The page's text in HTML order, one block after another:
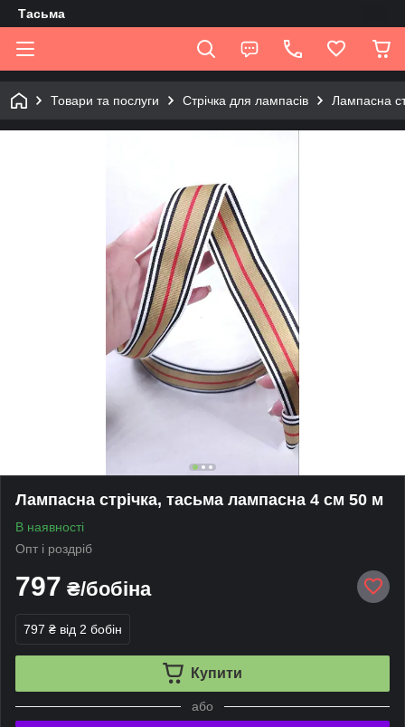
Tасьма
Товари та послуги Стрічка для лампасів Лампасна
Лампасна стрічка, тасьма лампасна 4 см 50 м
В наявності
Опт і роздріб
797 ₴/бобіна
797 ₴ від 2 бобін
Купити
або